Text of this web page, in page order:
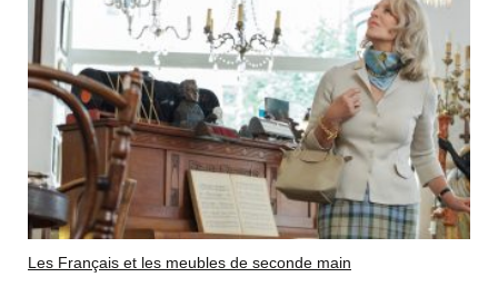
Les Français et les meubles de seconde main